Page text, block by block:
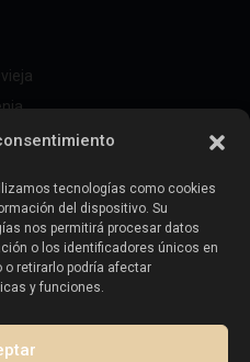
tecnologías como cookies
del dispositivo. Su
nos permitirá procesar datos
o los identificadores únicos en
retirarlo podría afectar
y funciones.
Roig